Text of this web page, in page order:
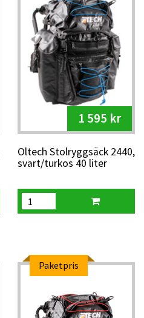
1 595 kr
Oltech Stolryggsäck 2440,
svart/turkos 40 liter
Paketpris